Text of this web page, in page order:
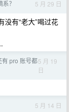
？ 5 月 29 日
没有“老大”喝过花
pro 账号都5 月 19
日
5 月 14 日